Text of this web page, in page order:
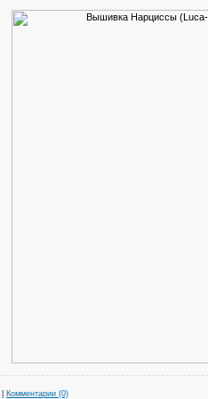
Комментарии (0)